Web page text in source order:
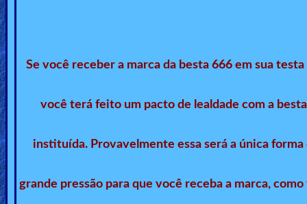
Revelations
Testimonies
Evangelism
Documentaries
Se você receber a marca da besta 666 em sua
você terá feito um pacto de lealdade com a
instituída. Provavelmente essa será a única
grande pressão para que você receba a marca,